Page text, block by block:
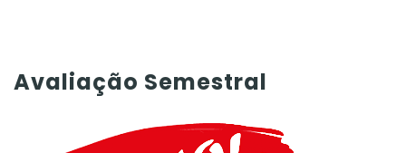
Avaliação Semestral